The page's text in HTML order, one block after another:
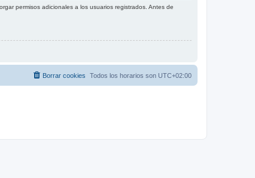
permisos adicionales a los usuarios registrados. Antes de
Todos los horarios son UTC+02:00
Borrar cookies